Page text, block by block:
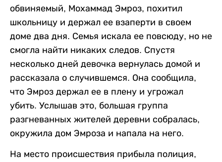
обвиняемый, Мохаммад Эмроз, похитил
школьницу и держал ее взаперти в своем
доме два дня. Семья искала ее повсюду, но не
смогла найти никаких следов. Спустя
несколько дней девочка вернулась домой и
рассказала о случившемся. Она сообщила,
что Эмроз держал ее в плену и угрожал
убить. Услышав это, большая группа
разгневанных жителей деревни собралась,
окружила дом Эмроза и напала на него.
На место происшествия прибыла полиция,